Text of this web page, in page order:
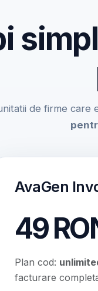
de firme care
AvaGen
49
Plan cod:
facturare